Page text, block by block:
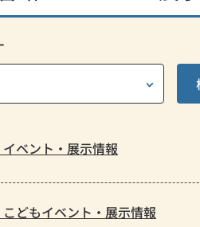
ベント・展示情報
どもイベント・展示情報